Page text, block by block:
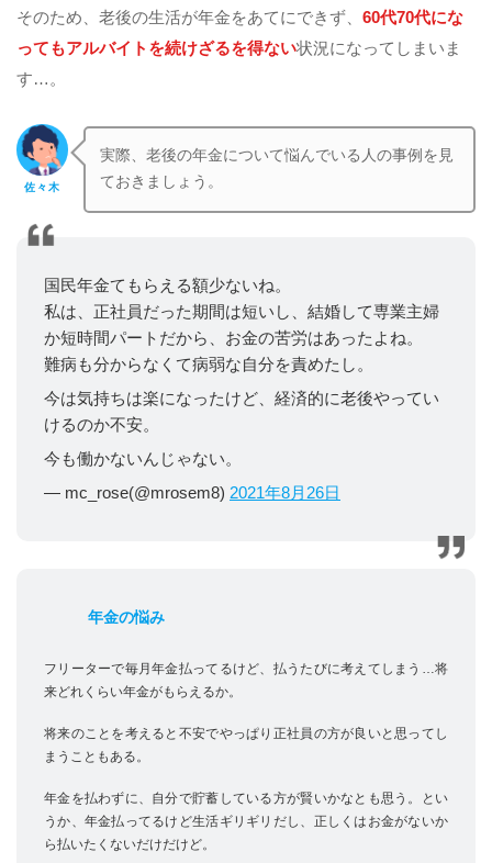
そのため、老後の生活が年金をあてにできず、 60代70代にな
ってもアルバイトを続けざるを得ない状況になってしまいま
す…。
佐々木
実際、老後の年金について悩んでいる人の事例を見
ておきましょう。
国民年金てもらえる額少ないね。
私は、正社員だった期間は短いし、結婚して専業主婦
か短時間パートだから、お金の苦労はあったよね。
難病も分からなくて病弱な自分を責めたし。
今は気持ちは楽になったけど、経済的に老後やってい
けるのか不安。
今も働かないんじゃない。
— mc_rose(@mrosem8) 2021年8月26日
年金の悩み
フリーターで毎月年金払ってるけど、払うたびに考えてしまう…将
来どれくらい年金がもらえるか。
将来のことを考えると不安でやっぱり正社員の方が良いと思ってし
まうこともある。
年金を払わずに、自分で貯蓄している方が賢いかなとも思う。とい
うか、年金払ってるけど生活ギリギリだし、正しくはお金がないか
ら払いたくないだけだけど。